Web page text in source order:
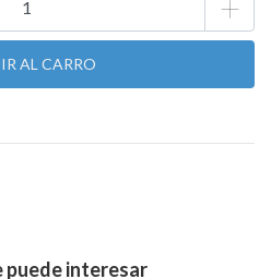
puede interesar